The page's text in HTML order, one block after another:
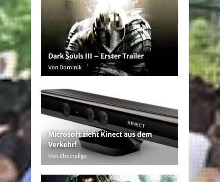
Dark Souls III – Erster Trailer
Von Dominik
Microsoft zieht Kinect aus dem
Verkehr!
Von Ehemalige